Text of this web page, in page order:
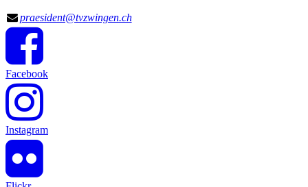
praesident@tvzwingen.ch
Facebook
Instagram